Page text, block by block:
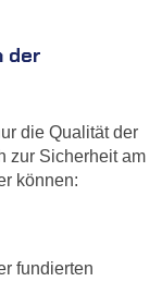
der
die Qualität der
zur Sicherheit am
können:
fundierten